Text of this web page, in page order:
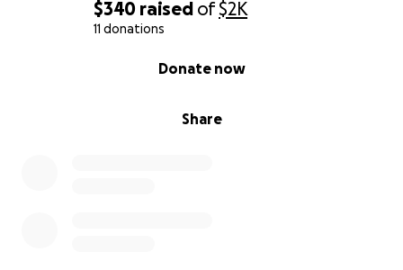
$340 raised of$2K
11 donations
Share
Donate now